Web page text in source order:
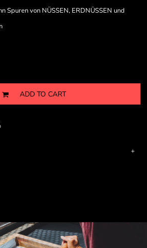
Spuren von NÜSSEN, ERDNÜSSEN und
ADD TO CART